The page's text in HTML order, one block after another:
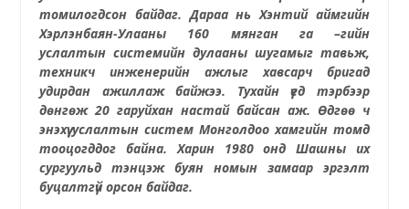
томилогдсон байдаг. Дараа нь Хэнтий аймгийн
Хэрлэнбаян-Улааны 160 мянган га–гийн
услалтын системийн дулааны шугамыг тавьж,
техникч инженерийн ажлыг хавсарч бригад
удирдан ажиллаж байжээ. Тухайн үед тэрбээр
дөнгөж 20 гаруйхан настай байсан аж. Өдгөө ч
энэхүү услалтын систем Монголдоо хамгийн томд
тооцогддог байна. Харин 1980 онд Шашны их
сургуульд тэнцэж буян номын замаар эргэлт
буцалтгүй орсон байдаг.